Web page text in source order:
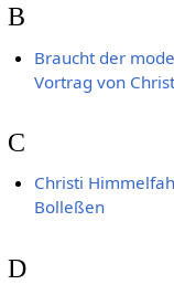
B
Braucht der
Vortrag von
C
Christi
Bolleßen
D